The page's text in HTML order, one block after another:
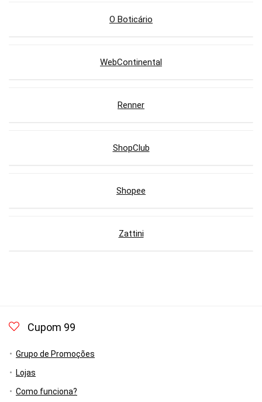
O Boticário
WebContinental
Renner
ShopClub
Shopee
Zattini
Cupom 99
Grupo de Promoções
Lojas
Como funciona?